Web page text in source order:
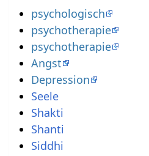
psychologisch
psychotherapie
psychotherapie
Angst
Depression
Seele
Shakti
Shanti
Siddhi